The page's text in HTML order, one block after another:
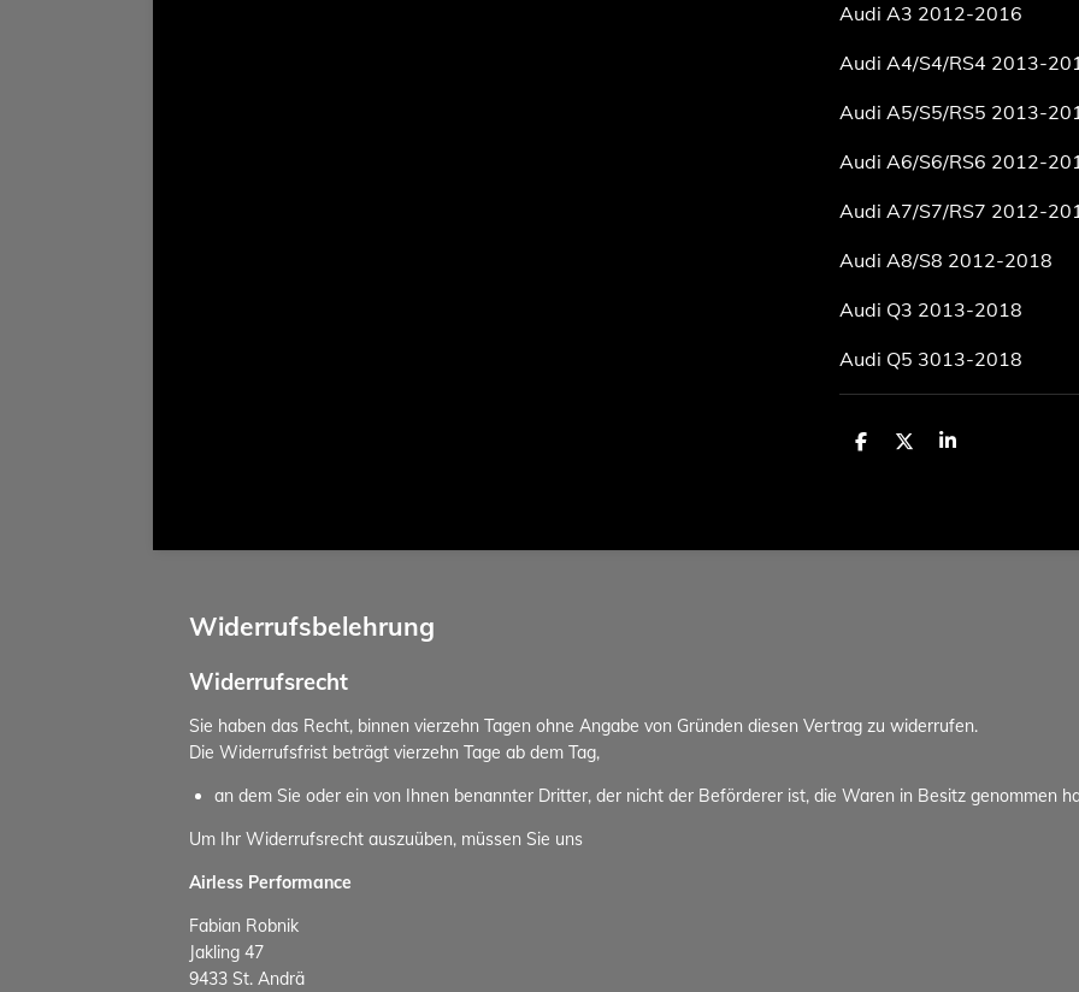
Audi A3 2012-2016
Audi A4/S4/RS4 2013-
Audi A5/S5/RS5 2013-
Audi A6/S6/RS6 2012-
Audi A7/S7/RS7 2012-
Audi A8/S8 2012-2018
Audi Q3 2013-2018
Audi Q5 3013-2018
T
T
T
Widerrufsbelehrung
Widerrufsrecht
Sie haben das Recht, binnen vierzehn Tagen ohne Angabe von Gründen diesen Vertrag zu widerrufen.
Die Widerrufsfrist beträgt vierzehn Tage ab dem Tag,
an dem Sie oder ein von Ihnen benannter Dritter, der nicht der Beförderer ist, die Waren in Besitz genommen
Um Ihr Widerrufsrecht auszuüben, müssen Sie uns
Airless Performance
Fabian Robnik
Jakling 47
9433 St. Andrä